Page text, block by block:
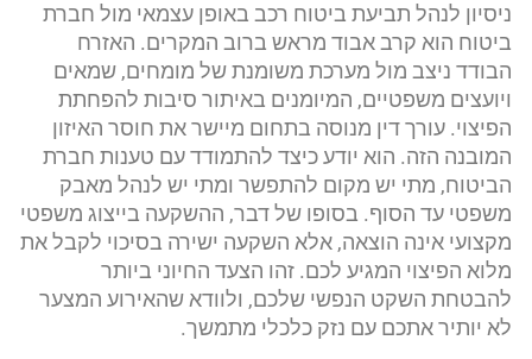
ניסיון לנהל תביעת ביטוח רכב באופן עצמאי מול חברת
ביטוח הוא קרב אבוד מראש ברוב המקרים. האזרח
הבודד ניצב מול מערכת משומנת של מומחים, שמאים
ויועצים משפטיים, המיומנים באיתור סיבות להפחתת
הפיצוי. עורך דין מנוסה בתחום מיישר את חוסר האיזון
המובנה הזה. הוא יודע כיצד להתמודד עם טענות חברת
הביטוח, מתי יש מקום להתפשר ומתי יש לנהל מאבק
משפטי עד הסוף. בסופו של דבר, ההשקעה בייצוג משפטי
מקצועי אינה הוצאה, אלא השקעה ישירה בסיכוי לקבל את
מלוא הפיצוי המגיע לכם. זהו הצעד החיוני ביותר
להבטחת השקט הנפשי שלכם, ולוודא שהאירוע המצער
לא יותיר אתכם עם נזק כלכלי מתמשך.